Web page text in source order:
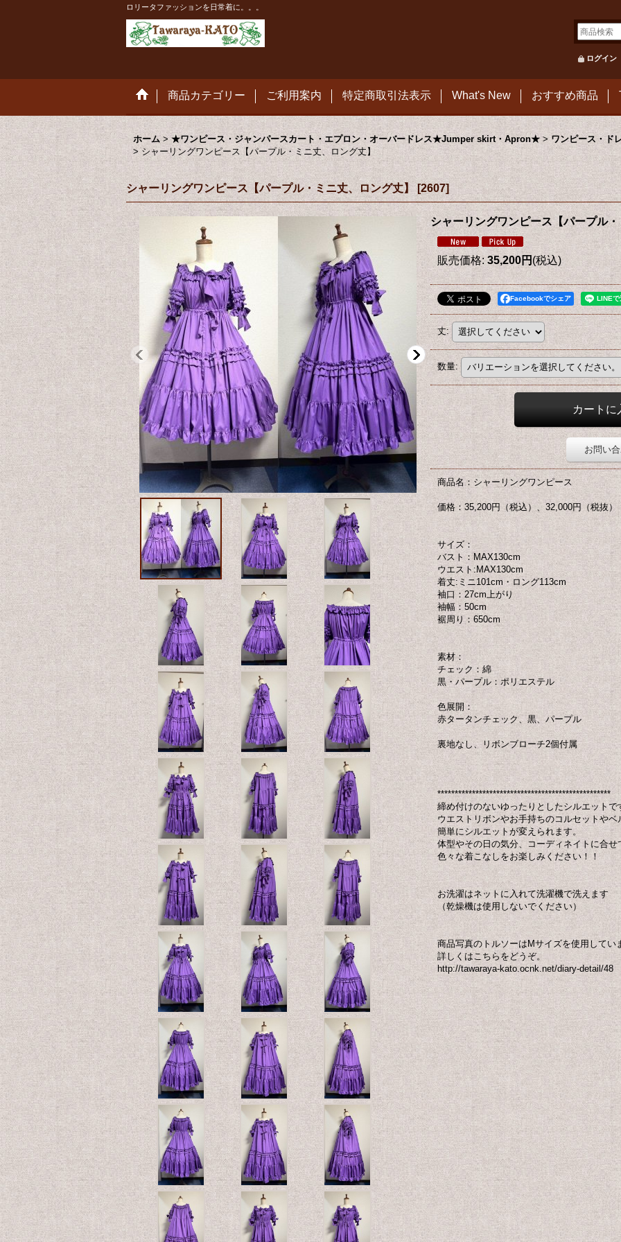
ロリータファッションを日常着に。。。
ログイン
商品カテゴリー ご利用案内 特定商取引法表示 What's New おすすめ商品
ホーム > ★ワンピース・ジャンパースカート・エプロン・オーバードレス★Jumper skirt・Apron★ > ワンピース・ド
> シャーリングワンピース【パープル・ミニ丈、ロング丈】
シャーリングワンピース【パープル・ミニ丈、ロング丈】 [2607]
シャーリングワンピース【パープル
販売価格: 35,200円 (税込)
Facebookでシェア
丈:
数量:
お問い
商品名：シャーリングワンピース
価格：35,200円（税込）、32,000円（税抜）
サイズ：
バスト：MAX130cm
ウエスト:MAX130cm
着丈:ミニ101cm・ロング113cm
袖口：27cm上がり
袖幅：50cm
裾周り：650cm
素材：
チェック：綿
黒・パープル：ポリエステル
色展開：
赤タータンチェック、黒、パープル
裏地なし、リボンブローチ2個付属
**************************************************
締め付けのないゆったりとしたシルエットで
ウエストリボンやお手持ちのコルセットやベ
簡単にシルエットが変えられます。
体型やその日の気分、コーディネイトに合せ
色々な着こなしをお楽しみください！！
お洗濯はネットに入れて洗濯機で洗えます
（乾燥機は使用しないでください）
商品写真のトルソーはMサイズを使用してい
詳しくはこちらをどうぞ。
http://tawaraya-kato.ocnk.net/diary-detail/48